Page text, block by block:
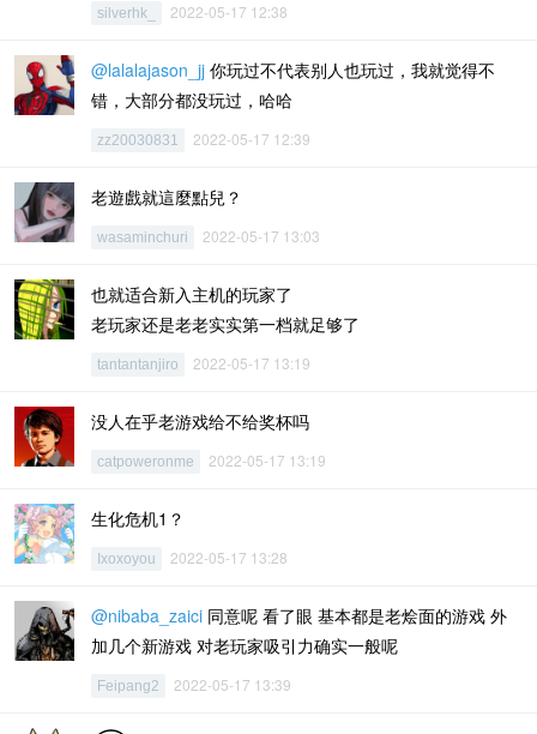
silverhk_ 2022-05-17 12:38
@lalalajason_jj 你玩过不代表别人也玩过，我就觉得不
错，大部分都没玩过，哈哈
zz20030831 2022-05-17 12:39
老遊戲就這麼點兒？
wasaminchuri 2022-05-17 13:03
也就适合新入主机的玩家了
老玩家还是老老实实第一档就足够了
tantantanjiro 2022-05-17 13:19
没人在乎老游戏给不给奖杯吗
catpoweronme 2022-05-17 13:19
生化危机1？
Ixoxoyou 2022-05-17 13:28
@nibaba_zaici 同意呢 看了眼 基本都是老烩面的游戏 外
加几个新游戏 对老玩家吸引力确实一般呢
Feipang2 2022-05-17 13:39